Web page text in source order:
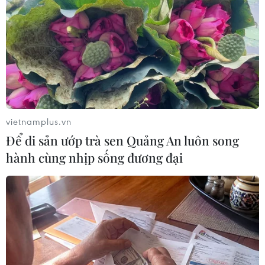
Những ngày gần đây, hơn 10.000 người/ngày từ
Mexico đã vượt biên sang Mỹ trước khi quy
định mới của nước này có hiệu lực có thể cấm
đa số những người di cư bất hợp pháp xin tị
nạn tại Mỹ.
Trong bối cảnh này, ngày 11/5, Hạ viện Mỹ do
đảng Cộng hòa kiểm soát đã thông qua một dự
luật về người di cư, trong đó đề xuất khởi động
lại công trình xây dựng bức tường biên giới
phía Nam nước này đang bị đình trệ.
Với 219 phiếu ủng hộ và 213 phiếu chống, Dự
luật Bảo vệ Biên giới năm 2023 đã được Hạ viện
thông qua.
Dự luật này sẽ áp dụng lại một số biện pháp căn
bản của chính quyền cựu Tổng thống Donald
vietnamplus.vn
Để di sản ướp trà sen Quảng An luôn song
hành cùng nhịp sống đương đại